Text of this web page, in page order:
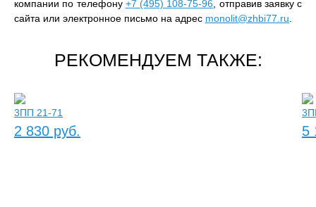
компании по телефону +7 (495) 108-75-96 , отправив заявку с
сайта или электронное письмо на адрес monolit@zhbi77.ru
РЕКОМЕНДУЕМ ТАКЖЕ:
3ПП 21-71
2 830 руб. 5